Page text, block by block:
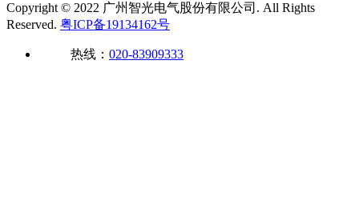
Copyright © 2022 广州智光电气股份有限公司. All Rights
Reserved. 粤ICP备19134162号
热线： 020-83909333